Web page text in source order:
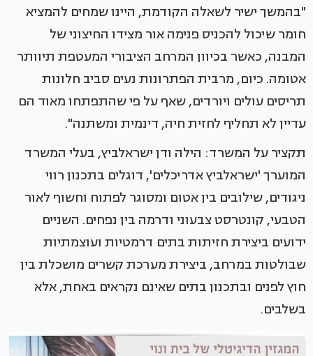
"בהמשך ישיר לשאלה הקודמת, היינו שמחים להמציא
חומר שיכול להכניס פנימה אור מצידו החיצוני של
המבנה, כאשר בכיוון המרחב הציבורי המעטפת תיוותר
אטומה. כיום, מרבית הפתרונות נעים סביב חלונות
תריסים עולים ויורדים, שאף על פי שהתפתחו מאוד הם
עדיין לא תחליף לחזית חיה, דינמית ומשתנה".
תקציר על המשרד: הילה ודן ישראלביץ, בעלי המשרד
המוערך 'ישראלביץ אדריכלים', דוגלים בתכנון רווי
ניגודים, שילובים בין אטום ומסוגר לפתוח וחשוף לאור
הטבעי, קונטרסט צבעוני ודרמה בין נפחים. השניים
ידועים ביצירת חזיתות בתים דרמטיות ועוצמתיות
שבולטות במרחב, ביצירת מערכת קשרים מושכלת בין
חוץ לפנים ובתכנון בתים שאינם נקראים באחת, אלא
בשלבים.